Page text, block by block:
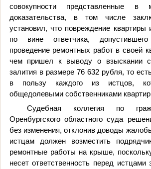
совокупности представленные в
доказательства, в том числе
установил, что повреждение квартиры
по вине ответчика, допустившего
проведение ремонтных работ в своей
чем пришел к выводу о взыскании
залития в размере 76 632 рубля, то
в пользу каждого из истцов,
общедолевыми собственниками
Судебная коллегия по
Оренбургского областного суда
без изменения, отклонив доводы
истцам должен возместить
ремонтные работы на крыше,
несет ответственность перед истцами